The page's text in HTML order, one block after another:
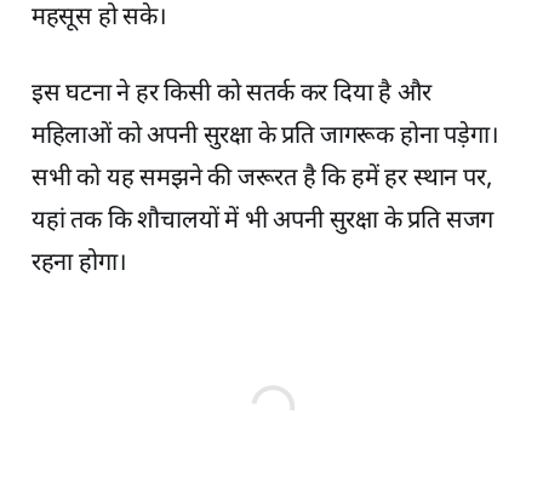
महसूस हो सके।
इस घटना ने हर किसी को सतर्क कर दिया है और
महिलाओं को अपनी सुरक्षा के प्रति जागरूक होना पड़ेगा।
सभी को यह समझने की जरूरत है कि हमें हर स्थान पर,
यहां तक कि शौचालयों में भी अपनी सुरक्षा के प्रति सजग
रहना होगा।